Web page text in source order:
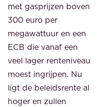
met gasprijzen boven
300 euro per
megawattuur en een
ECB die vanaf een
veel lager renteniveau
moest ingrijpen. Nu
ligt de beleidsrente al
hoger en zullen